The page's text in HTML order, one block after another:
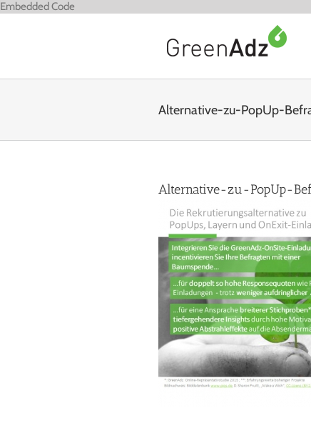
Embedded Code
Alternative-zu-PopUp-
Alternative-zu-PopUp-